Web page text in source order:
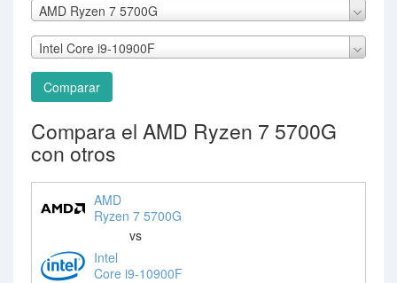
AMD Ryzen 7 5700G
Intel Core i9-10900F
Comparar
Compara el AMD Ryzen 7 5700G
con otros
AMD
Ryzen 7 5700G
vs
Intel
Core i9-10900F